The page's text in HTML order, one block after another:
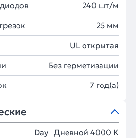
240 шт/м
25 мм
UL открытая
Без герметизации
7 год(а)
Day | Дневной 4000 K